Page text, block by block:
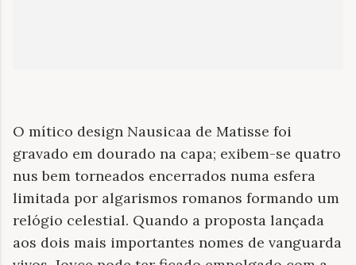
O mítico design Nausicaa de Matisse foi
gravado em dourado na capa; exibem-se quatro
nus bem torneados encerrados numa esfera
limitada por algarismos romanos formando um
relógio celestial. Quando a proposta lançada
aos dois mais importantes nomes de vanguarda